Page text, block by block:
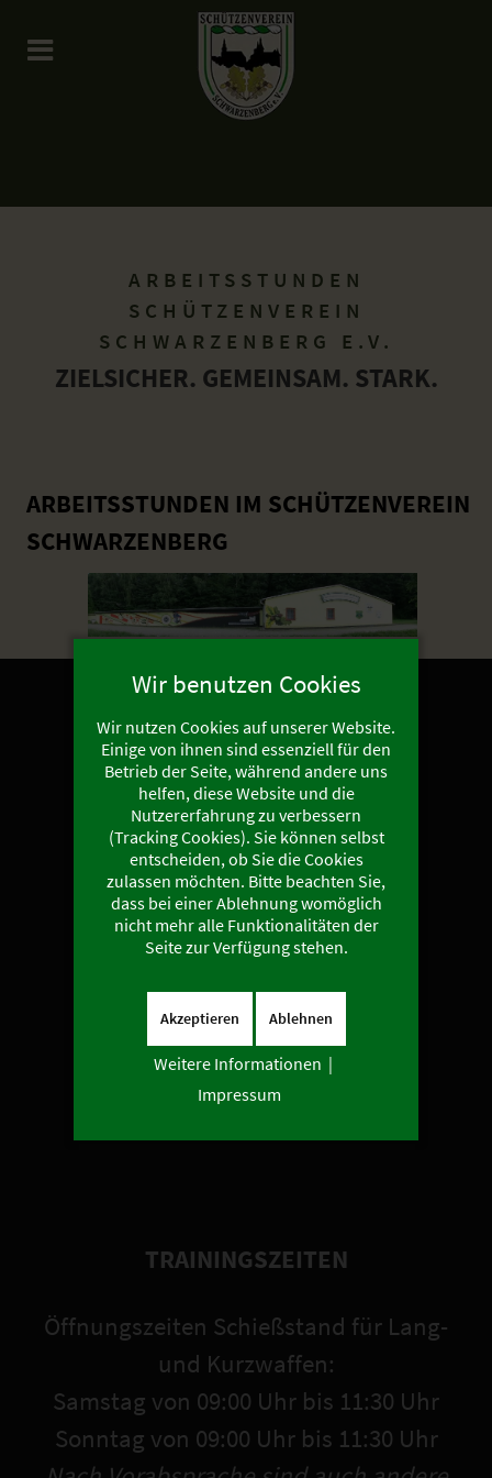
ARBEITSSTUNDEN
SCHÜTZENVEREIN
SCHWARZENBERG E.V.
ZIELSICHER. GEMEINSAM. STARK.
ARBEITSSTUNDEN IM SCHÜTZENVEREIN
SCHWARZENBERG
RECHTLICHES
Impressum
Datenschutz
LINKS
DSU
Stadt Schwarzenberg/Erzgebirge
Schützenbruderschaft Kirchborchen
TRAININGSZEITEN
Öffnungszeiten Schießstand für Lang-
und Kurzwaffen:
Samstag von 09:00 Uhr bis 11:30 Uhr
Sonntag von 09:00 Uhr bis 11:30 Uhr
Wir benutzen Cookies
Wir nutzen Cookies auf unserer Website.
Einige von ihnen sind essenziell für den
Betrieb der Seite, während andere uns
helfen, diese Website und die
Nutzererfahrung zu verbessern
(Tracking Cookies). Sie können selbst
entscheiden, ob Sie die Cookies
zulassen möchten. Bitte beachten Sie,
dass bei einer Ablehnung womöglich
nicht mehr alle Funktionalitäten der
Seite zur Verfügung stehen.
Akzeptieren Ablehnen
Weitere Informationen |
Impressum